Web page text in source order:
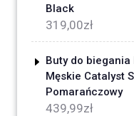
Black
319,00zł
Buty do
Męskie Catalyst
Pomarańczowy
439,99zł